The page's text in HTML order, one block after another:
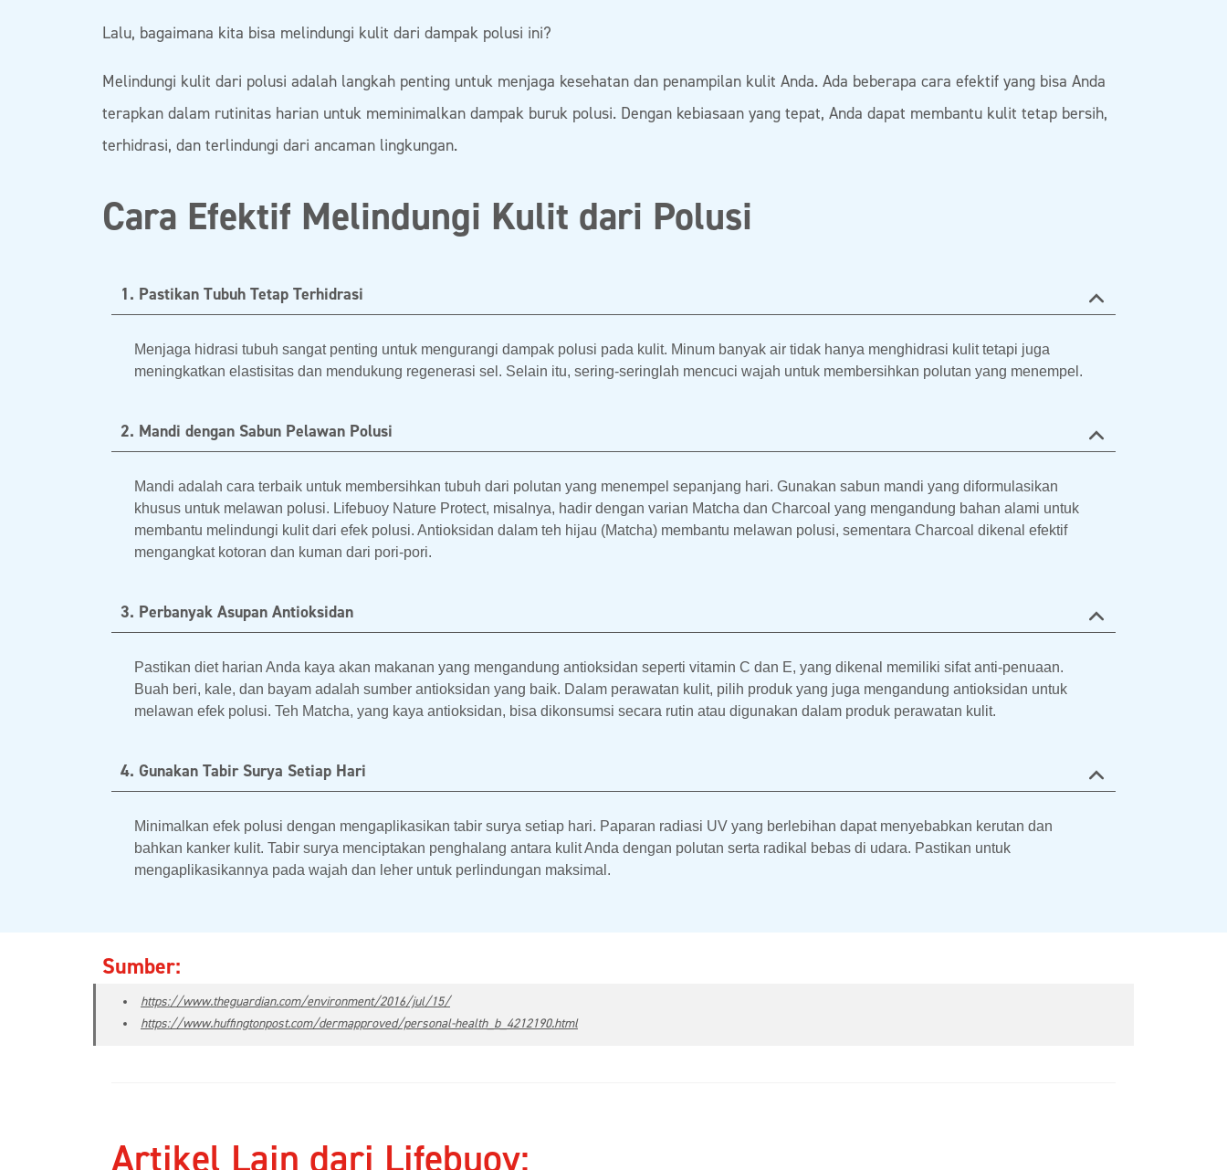
Lalu, bagaimana kita bisa melindungi kulit dari dampak polusi ini?
Melindungi kulit dari polusi adalah langkah penting untuk menjaga kesehatan dan penampilan kulit Anda. Ada beberapa cara efektif yang bisa Anda
terapkan dalam rutinitas harian untuk meminimalkan dampak buruk polusi. Dengan kebiasaan yang tepat, Anda dapat membantu kulit tetap bersih,
terhidrasi, dan terlindungi dari ancaman lingkungan.
Cara Efektif Melindungi Kulit dari Polusi
1. Pastikan Tubuh Tetap Terhidrasi
Menjaga hidrasi tubuh sangat penting untuk mengurangi dampak polusi pada kulit. Minum banyak air tidak hanya menghidrasi kulit tetapi juga
meningkatkan elastisitas dan mendukung regenerasi sel. Selain itu, sering-seringlah mencuci wajah untuk membersihkan polutan yang menempel.
2. Mandi dengan Sabun Pelawan Polusi
Mandi adalah cara terbaik untuk membersihkan tubuh dari polutan yang menempel sepanjang hari. Gunakan sabun mandi yang diformulasikan
khusus untuk melawan polusi. Lifebuoy Nature Protect, misalnya, hadir dengan varian Matcha dan Charcoal yang mengandung bahan alami untuk
membantu melindungi kulit dari efek polusi. Antioksidan dalam teh hijau (Matcha) membantu melawan polusi, sementara Charcoal dikenal efektif
mengangkat kotoran dan kuman dari pori-pori.
3. Perbanyak Asupan Antioksidan
Pastikan diet harian Anda kaya akan makanan yang mengandung antioksidan seperti vitamin C dan E, yang dikenal memiliki sifat anti-penuaan.
Buah beri, kale, dan bayam adalah sumber antioksidan yang baik. Dalam perawatan kulit, pilih produk yang juga mengandung antioksidan untuk
melawan efek polusi. Teh Matcha, yang kaya antioksidan, bisa dikonsumsi secara rutin atau digunakan dalam produk perawatan kulit.
4. Gunakan Tabir Surya Setiap Hari
Minimalkan efek polusi dengan mengaplikasikan tabir surya setiap hari. Paparan radiasi UV yang berlebihan dapat menyebabkan kerutan dan
bahkan kanker kulit. Tabir surya menciptakan penghalang antara kulit Anda dengan polutan serta radikal bebas di udara. Pastikan untuk
mengaplikasikannya pada wajah dan leher untuk perlindungan maksimal.
Sumber:
https://www.theguardian.com/environment/2016/jul/15/
https://www.huffingtonpost.com/dermapproved/personal-health_b_4212190.html
Artikel Lain dari Lifebuoy: